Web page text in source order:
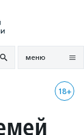
меню
18+